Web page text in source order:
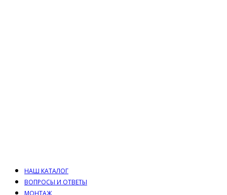
НАШ КАТАЛОГ
ВОПРОСЫ И ОТВЕТЫ
МОНТАЖ